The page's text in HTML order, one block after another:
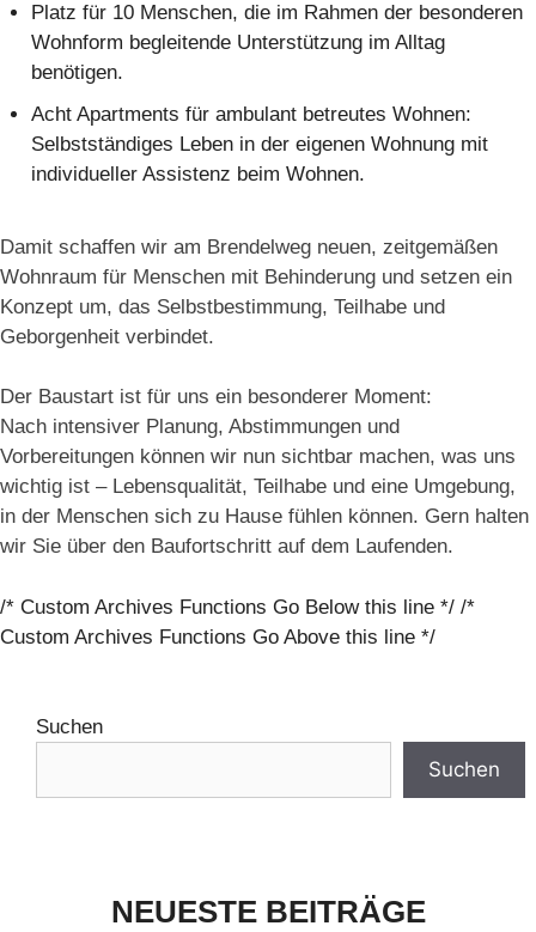
Platz für 10 Menschen, die im Rahmen der besonderen
Wohnform begleitende Unterstützung im Alltag
benötigen.
Acht Apartments für ambulant betreutes Wohnen:
Selbstständiges Leben in der eigenen Wohnung mit
individueller Assistenz beim Wohnen.
Damit schaffen wir am Brendelweg neuen, zeitgemäßen
Wohnraum für Menschen mit Behinderung und setzen ein
Konzept um, das Selbstbestimmung, Teilhabe und
Geborgenheit verbindet.
Der Baustart ist für uns ein besonderer Moment:
Nach intensiver Planung, Abstimmungen und
Vorbereitungen können wir nun sichtbar machen, was uns
wichtig ist – Lebensqualität, Teilhabe und eine Umgebung,
in der Menschen sich zu Hause fühlen können. Gern halten
wir Sie über den Baufortschritt auf dem Laufenden.
/* Custom Archives Functions Go Below this line */ /*
Custom Archives Functions Go Above this line */
Suchen
Suchen
NEUESTE BEITRÄGE